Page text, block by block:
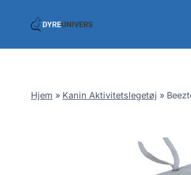
Hjem » Kanin Aktivitetslegetøj »